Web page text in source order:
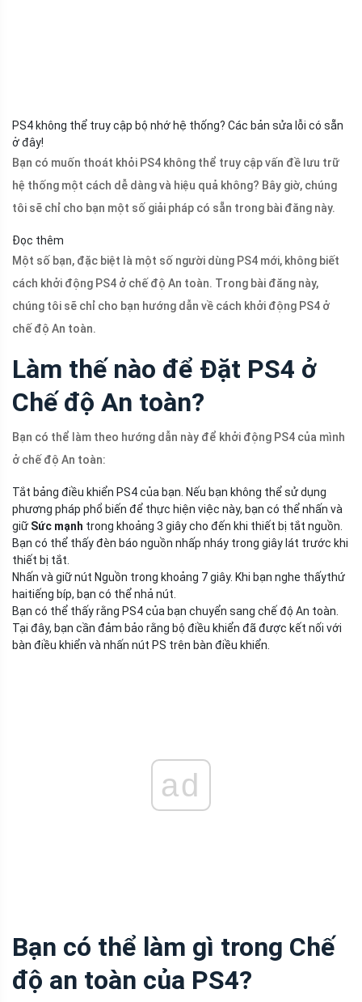
PS4 không thể truy cập bộ nhớ hệ thống? Các bản sửa lỗi có sẵn
ở đây!
Bạn có muốn thoát khỏi PS4 không thể truy cập vấn đề lưu trữ
hệ thống một cách dễ dàng và hiệu quả không? Bây giờ, chúng
tôi sẽ chỉ cho bạn một số giải pháp có sẵn trong bài đăng này.
Đọc thêm
Một số bạn, đặc biệt là một số người dùng PS4 mới, không biết
cách khởi động PS4 ở chế độ An toàn. Trong bài đăng này,
chúng tôi sẽ chỉ cho bạn hướng dẫn về cách khởi động PS4 ở
chế độ An toàn.
Làm thế nào để Đặt PS4 ở
Chế độ An toàn?
Bạn có thể làm theo hướng dẫn này để khởi động PS4 của mình
ở chế độ An toàn:
Tắt bảng điều khiển PS4 của bạn. Nếu bạn không thể sử dụng
phương pháp phổ biến để thực hiện việc này, bạn có thể nhấn và
giữ Sức mạnh trong khoảng 3 giây cho đến khi thiết bị tắt nguồn.
Bạn có thể thấy đèn báo nguồn nhấp nháy trong giây lát trước khi
thiết bị tắt.
Nhấn và giữ nút Nguồn trong khoảng 7 giây. Khi bạn nghe thấythứ
haitiếng bíp, bạn có thể nhả nút.
Bạn có thể thấy rằng PS4 của bạn chuyển sang chế độ An toàn.
Tại đây, bạn cần đảm bảo rằng bộ điều khiển đã được kết nối với
bàn điều khiển và nhấn nút PS trên bàn điều khiển.
ad
Bạn có thể làm gì trong Chế
độ an toàn của PS4?